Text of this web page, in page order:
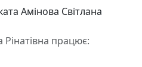
Амінова Світлана
Рінатівна працює: